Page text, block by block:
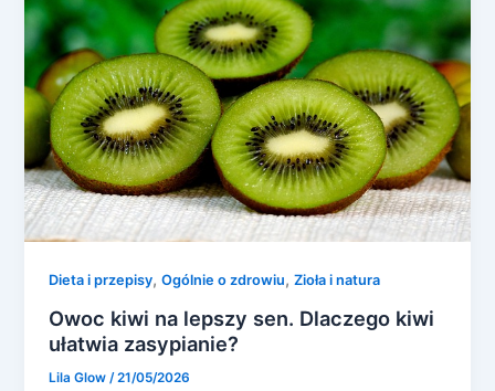
Dieta i przepisy,Ogólnie o zdrowiu,Zioła i natura
Owoc kiwi na lepszy sen. Dlaczego kiwi
ułatwia zasypianie?
Lila Glow/21/05/2026